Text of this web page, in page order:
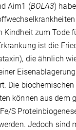
Aim1 (BOLA3)
Kindheit zum Tode
ist die
die ähnlich
Die
können aus dem
S
Jedoch sind